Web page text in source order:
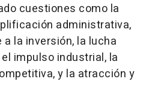
cuestiones como la
administrativa,
la inversión, la lucha
impulso industrial, la
y la atracción y